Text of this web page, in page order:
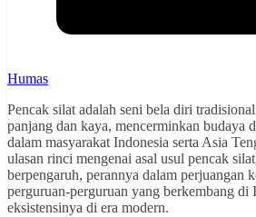
Humas
Pencak silat adalah seni bela diri
panjang dan kaya, mencerminkan budaya
dalam masyarakat Indonesia serta Asia
ulasan rinci mengenai asal usul pencak
berpengaruh, perannya dalam perjuangan
perguruan-perguruan yang berkembang di
eksistensinya di era modern.